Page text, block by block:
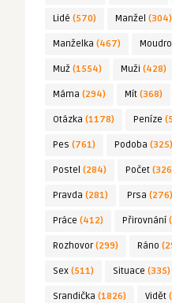
Lidé (570) Manžel (304)
Manželka (467) Moudro
Muž (1554) Muži (428)
Máma (294) Mít (368)
Otázka (1178) Peníze
Pes (761) Podoba (325)
Postel (284) Počet
Pravda (281) Prsa (276)
Práce (412) Přirovnání
Rozhovor(299) Ráno
Sex (511) Situace (335)
Srandička (1826) Vidět